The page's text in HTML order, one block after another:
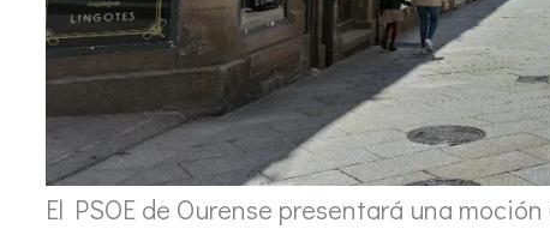
El PSOE de Ourense presentará una